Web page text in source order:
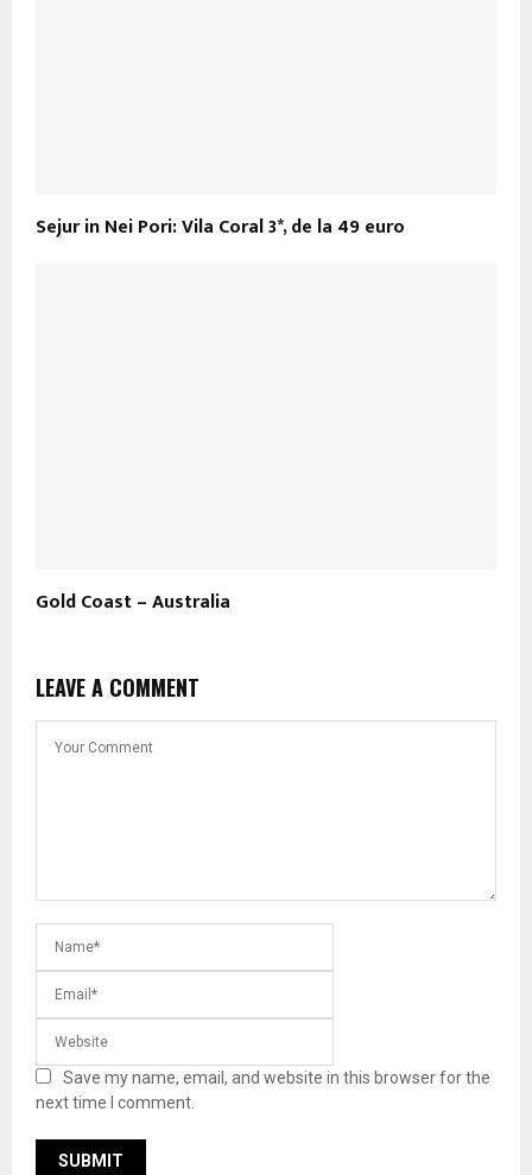
Sejur in Nei Pori: Vila Coral 3*, de la 49 euro
Gold Coast – Australia
LEAVE A COMMENT
Save my name, email, and website in this browser for the
next time I comment.